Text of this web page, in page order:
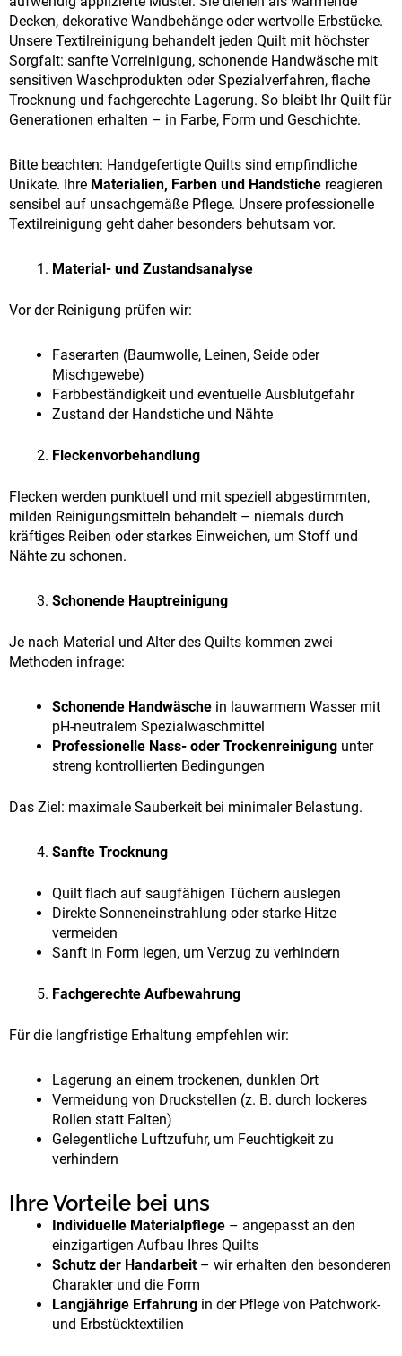
Decken, dekorative Wandbehänge oder wertvolle Erbstücke.
Unsere Textilreinigung behandelt jeden Quilt mit höchster
Sorgfalt: sanfte Vorreinigung, schonende Handwäsche mit
sensitiven Waschprodukten oder Spezialverfahren, flache
Trocknung und fachgerechte Lagerung. So bleibt Ihr Quilt für
Generationen erhalten – in Farbe, Form und Geschichte.
Bitte beachten: Handgefertigte Quilts sind empfindliche
Unikate. Ihre Materialien, Farben und Handstiche reagieren
sensibel auf unsachgemäße Pflege. Unsere professionelle
Textilreinigung geht daher besonders behutsam vor.
Material- und Zustandsanalyse
Vor der Reinigung prüfen wir:
Faserarten (Baumwolle, Leinen, Seide oder
Mischgewebe)
Farbbeständigkeit und eventuelle Ausblutgefahr
Zustand der Handstiche und Nähte
Fleckenvorbehandlung
Flecken werden punktuell und mit speziell abgestimmten,
milden Reinigungsmitteln behandelt – niemals durch
kräftiges Reiben oder starkes Einweichen, um Stoff und
Nähte zu schonen.
Schonende Hauptreinigung
Je nach Material und Alter des Quilts kommen zwei
Methoden infrage:
Schonende Handwäsche in lauwarmem Wasser mit
pH-neutralem Spezialwaschmittel
Professionelle Nass- oder Trockenreinigung unter
streng kontrollierten Bedingungen
Das Ziel: maximale Sauberkeit bei minimaler Belastung.
Sanfte Trocknung
Quilt flach auf saugfähigen Tüchern auslegen
Direkte Sonneneinstrahlung oder starke Hitze
vermeiden
Sanft in Form legen, um Verzug zu verhindern
Fachgerechte Aufbewahrung
Für die langfristige Erhaltung empfehlen wir:
Lagerung an einem trockenen, dunklen Ort
Vermeidung von Druckstellen (z. B. durch lockeres
Rollen statt Falten)
Gelegentliche Luftzufuhr, um Feuchtigkeit zu
verhindern
Ihre Vorteile bei uns
Individuelle Materialpflege – angepasst an den
einzigartigen Aufbau Ihres Quilts
Schutz der Handarbeit– wir erhalten den besonderen
Charakter und die Form
Langjährige Erfahrung in der Pflege von Patchwork-
und Erbstücktextilien